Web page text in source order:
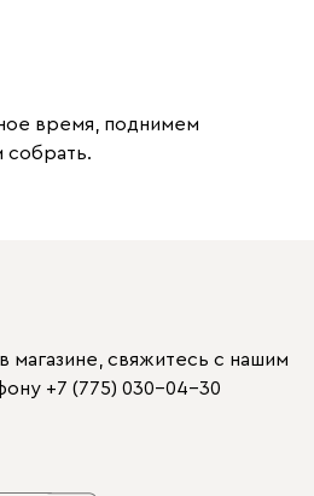
время, поднимем
магазине, свяжитесь с нашим
+7 (775) 030-04-30